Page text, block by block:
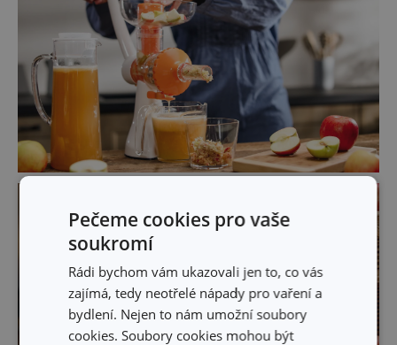
Pečeme cookies pro vaše
soukromí
Rádi bychom vám ukazovali jen to, co vás
zajímá, tedy neotřelé nápady pro vaření a
bydlení. Nejen to nám umožní soubory
cookies. Soubory cookies mohou být